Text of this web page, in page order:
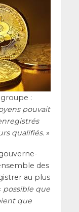
:
pou­vait
qua­li­fiés.»
gou­ver­ne­
des
au plus
pos­sible que
que